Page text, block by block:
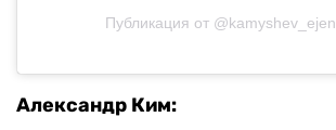
Публикация от @kamyshev_ejen
Александр Ким: